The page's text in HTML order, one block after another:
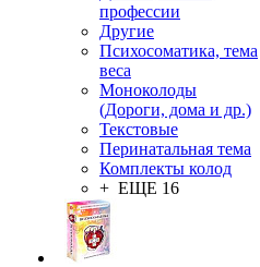
профессии
Другие
Психосоматика, тема
веса
Моноколоды
(Дороги, дома и др.)
Текстовые
Перинатальная тема
Комплекты колод
+ ЕЩЕ 16